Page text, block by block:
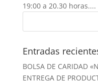
19:00 a 20.30 horas....
Entradas
BOLSA DE CARIDAD
ENTREGA DE